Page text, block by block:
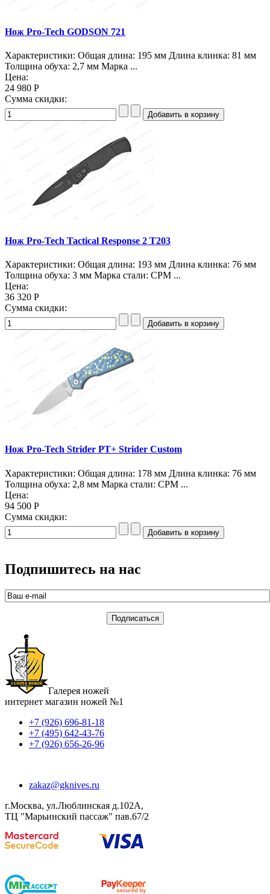
Нож Pro-Tech GODSON 721
Характеристики: Общая длина: 195 мм Длина клинка: 81 мм
Толщина обуха: 2,7 мм Марка ...
Цена:
24 980 Р
Сумма скидки:
Нож Pro-Tech Tactical Response 2 T203
Характеристики: Общая длина: 193 мм Длина клинка: 76 мм
Толщина обуха: 3 мм Марка стали: CPM ...
Цена:
36 320 Р
Сумма скидки:
Нож Pro-Tech Strider PT+ Strider Custom
Характеристики: Общая длина: 178 мм Длина клинка: 76 мм
Толщина обуха: 2,8 мм Марка стали: CPM ...
Цена:
94 500 Р
Сумма скидки:
Подпишитесь на нас
Галерея ножей
интернет магазин ножей №1
+7 (926) 696-81-18
+7 (495) 642-43-76
+7 (926) 656-26-96
zakaz@gknives.ru
г.Москва, ул.Люблинская д.102А,
ТЦ "Марьинский пассаж" пав.67/2